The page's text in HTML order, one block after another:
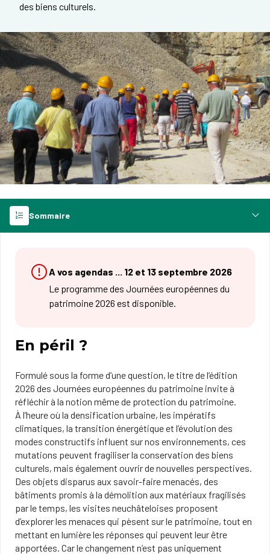
des biens culturels.
Sommaire
A vos agendas ... 12 et 13 septembre 2026
Le programme des Journées européennes du
patrimoine 2026 est disponible.
En péril ?
Formulé sous la forme d’une question, le titre de l’édition
2026 des Journées européennes du patrimoine invite à
réfléchir à la notion même de protection du patrimoine.
À l’heure où la densification urbaine, les impératifs
climatiques, la transition énergétique et l’évolution des
modes constructifs influent sur nos environnements, ces
mutations peuvent fragiliser la conservation des biens
culturels, mais également ouvrir de nouvelles perspectives.
Des objets disparus aux savoir-faire menacés, des
bâtiments promis à la démolition aux matériaux fragilisés
par le temps, les visites neuchâteloises proposent
d’explorer les menaces qui pèsent sur le patrimoine, tout en
mettant en lumière les réponses qui peuvent leur être
apportées. Car le changement n’est pas uniquement